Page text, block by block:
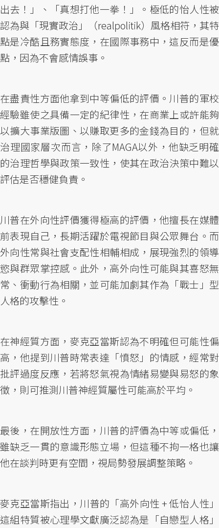
出去！」、「真想打他一拳！」。極低的怡人性被
認為與「現實政治」（realpolitik）風格相符，其特
點是冷酷且務實態度，在國際事務中，這反而是優
點，因為不會感情誤事。
在盡責性方面他拿到中等偏低的評價。川普的軍校
經驗雖使之具備一定的紀律性，在商業上或許能夠
以擴大事業版圖、以賺取更多的金錢為目的，但就
治理國家層次而言，除了MAGA以外，他缺乏明確
的治理哲學與政策一致性，使其在政治決策中難以
評估是否穩健負責。
川普在外向性評價獲得極高的評價，他擅長在媒體
前表現自己，長期活躍於電視節目與公眾舞台。而
外向性常與社會支配性相輔相成，展現強烈的領導
慾與群眾掌控感。此外，高外向性可能與其喜怒無
常、衝動行為相關，並可能加劇其作為「戰士」型
人格的攻擊性。
在神經質方面，麥克亞當斯認為不明確但可能性偏
高，他提到川普時常表達「憤怒」的情感，經常對
批評過度反應，若將怒氣視為情緒易變與易怒的象
徵，則可推測川普神經質屬性可能高於平均。
最後，在開放性方面，川普的評價為中等或偏低，
雖缺乏一貫的意識形態立場，但這種不拘一格也讓
他在談判時更有空間，視局勢發展調整策略。
麥克亞當斯指出，川普的「高外向性 + 低怡人性」
這組特質被心理學文獻廣泛認為是「自戀型人格」